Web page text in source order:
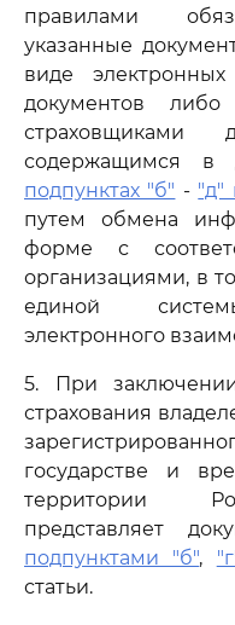
правилами
указанные
виде
документов либо
страховщиками
содержащимся в
подпунктах "б" - "д"
путем обмена
форме с
организациями, в
единой
электронного
5. При
страхования
государстве и
территории
представляет
подпунктами "б",
статьи.